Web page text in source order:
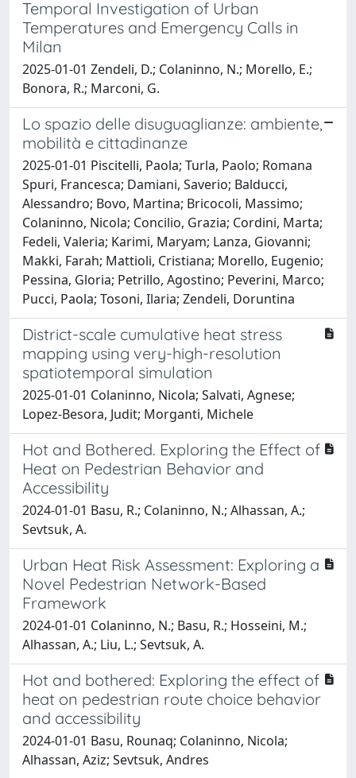
Temporal Investigation of Urban
Temperatures and Emergency Calls in
Milan
2025-01-01 Zendeli, D.; Colaninno, N.; Morello, E.;
Bonora, R.; Marconi, G.
Lo spazio delle disuguaglianze: ambiente,
mobilità e cittadinanze
2025-01-01 Piscitelli, Paola; Turla, Paolo; Romana
Spuri, Francesca; Damiani, Saverio; Balducci,
Alessandro; Bovo, Martina; Bricocoli, Massimo;
Colaninno, Nicola; Concilio, Grazia; Cordini, Marta;
Fedeli, Valeria; Karimi, Maryam; Lanza, Giovanni;
Makki, Farah; Mattioli, Cristiana; Morello, Eugenio;
Pessina, Gloria; Petrillo, Agostino; Peverini, Marco;
Pucci, Paola; Tosoni, Ilaria; Zendeli, Doruntina
District-scale cumulative heat stress
mapping using very-high-resolution
spatiotemporal simulation
2025-01-01 Colaninno, Nicola; Salvati, Agnese;
Lopez-Besora, Judit; Morganti, Michele
Hot and Bothered. Exploring the Effect of
Heat on Pedestrian Behavior and
Accessibility
2024-01-01 Basu, R.; Colaninno, N.; Alhassan, A.;
Sevtsuk, A.
Urban Heat Risk Assessment: Exploring a
Novel Pedestrian Network-Based
Framework
2024-01-01 Colaninno, N.; Basu, R.; Hosseini, M.;
Alhassan, A.; Liu, L.; Sevtsuk, A.
Hot and bothered: Exploring the effect of
heat on pedestrian route choice behavior
and accessibility
2024-01-01 Basu, Rounaq; Colaninno, Nicola;
Alhassan, Aziz; Sevtsuk, Andres